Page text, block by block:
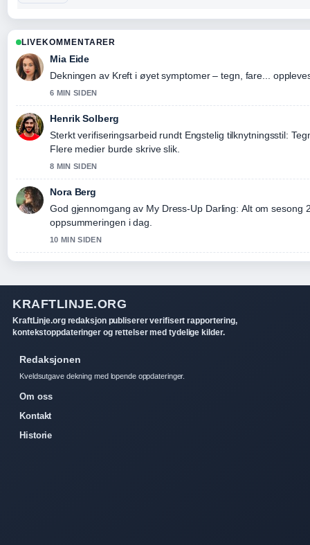
LIVEKOMMENTARER
Mia Eide
Dekningen av Kreft i øyet symptomer – tegn, fare...
6 MIN SIDEN
Henrik Solberg
Sterkt verifiseringsarbeid rundt Engstelig tilknytningsstil:
Flere medier burde skrive slik.
8 MIN SIDEN
Nora Berg
God gjennomgang av My Dress-Up Darling: Alt om sesong
oppsummeringen i dag.
10 MIN SIDEN
KRAFTLINJE.ORG
KraftLinje.org redaksjon publiserer verifisert rapportering,
kontekstoppdateringer og rettelser med tydelige kilder.
Redaksjonen
Kveldsutgave dekning med lopende oppdateringer.
Om oss
Kontakt
Historie